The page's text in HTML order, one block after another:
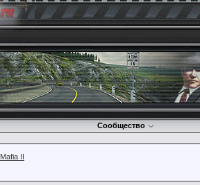
Сообщество
Mafia II